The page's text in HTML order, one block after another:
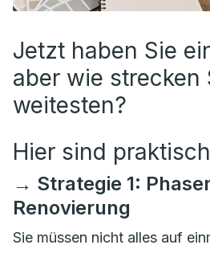
Jetzt haben Sie
aber wie strecken
weitesten?
Hier sind
→ Strategie 1:
Renovierung
Sie müssen nicht alles auf